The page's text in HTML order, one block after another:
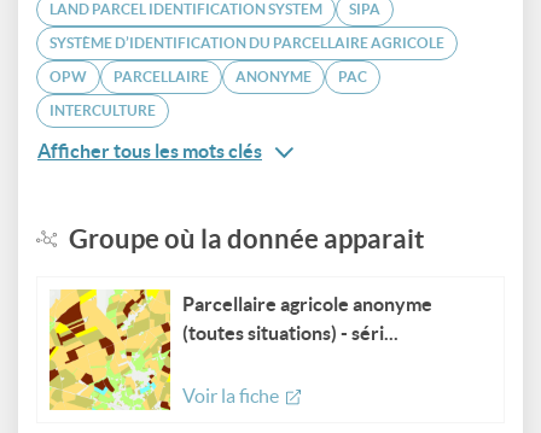
LAND PARCEL IDENTIFICATION SYSTEM SIPA
SYSTÈME D’IDENTIFICATION DU PARCELLAIRE AGRICOLE
OPW PARCELLAIRE ANONYME PAC
INTERCULTURE
Afficher tous les mots clés
Groupe où la donnée apparait
Parcellaire agricole anonyme
(toutes situations) - séri...
Voir la fiche